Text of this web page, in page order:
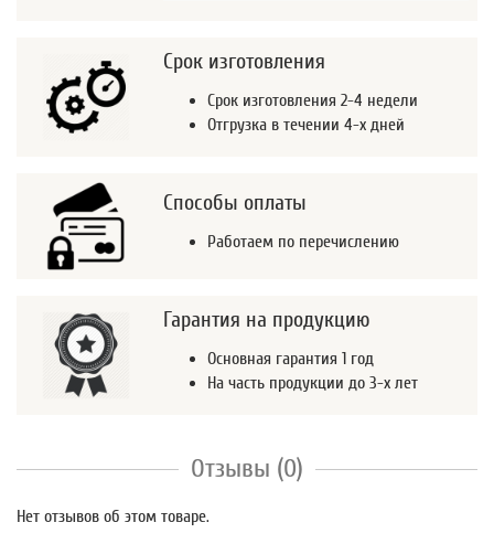
Срок изготовления
Срок изготовления 2-4 недели
Отгрузка в течении 4-х дней
Способы оплаты
Работаем по перечислению
Гарантия на продукцию
Основная гарантия 1 год
На часть продукции до 3-х лет
Отзывы (0)
Нет отзывов об этом товаре.